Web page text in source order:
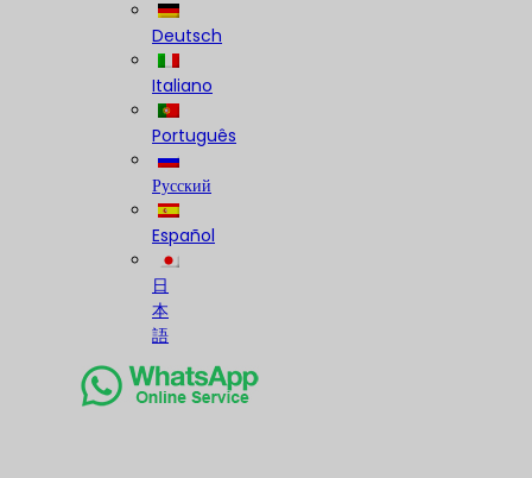
Deutsch
Italiano
Português
Русский
Español
日
本
語